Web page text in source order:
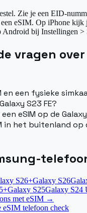
Zie je een EID-
eSIM. Op iPhone
bij Instellingen >
vragen
en een fysieke
S23 FE?
eSIM op de
in het buitenland op
S26+Galaxy S26
Galaxy S25Galaxy S24
met eSIM →
eSIM telefoon check